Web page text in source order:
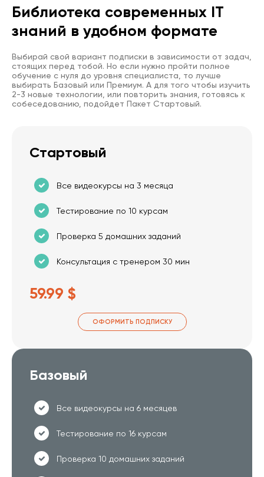
Библиотека современных IT
знаний в удобном формате
Выбирай свой вариант подписки в зависимости от задач,
стоящих перед тобой. Но если нужно пройти полное
обучение с нуля до уровня специалиста, то лучше
выбирать Базовый или Премиум. А для того чтобы изучить
2-3 новые технологии, или повторить знания, готовясь к
собеседованию, подойдет Пакет Стартовый.
Стартовый
Все видеокурсы на 3 месяца
Тестирование по 10 курсам
Проверка 5 домашних заданий
Консультация с тренером 30 мин
59.99 $
ОФОРМИТЬ ПОДПИСКУ
Базовый
Все видеокурсы на 6 месяцев
Тестирование по 16 курсам
Проверка 10 домашних заданий